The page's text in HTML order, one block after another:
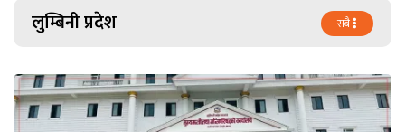
लुम्बिनी प्रदेश सबै